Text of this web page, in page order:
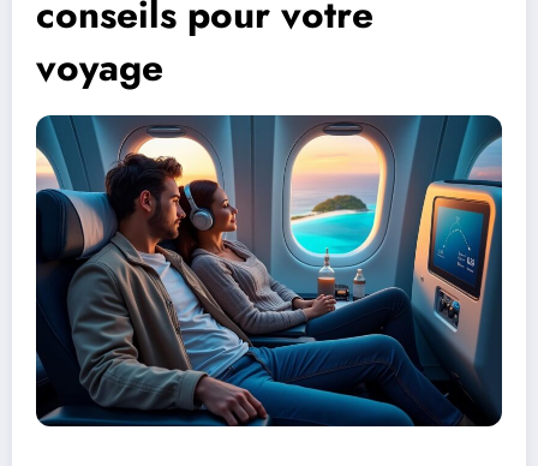
conseils pour votre
voyage